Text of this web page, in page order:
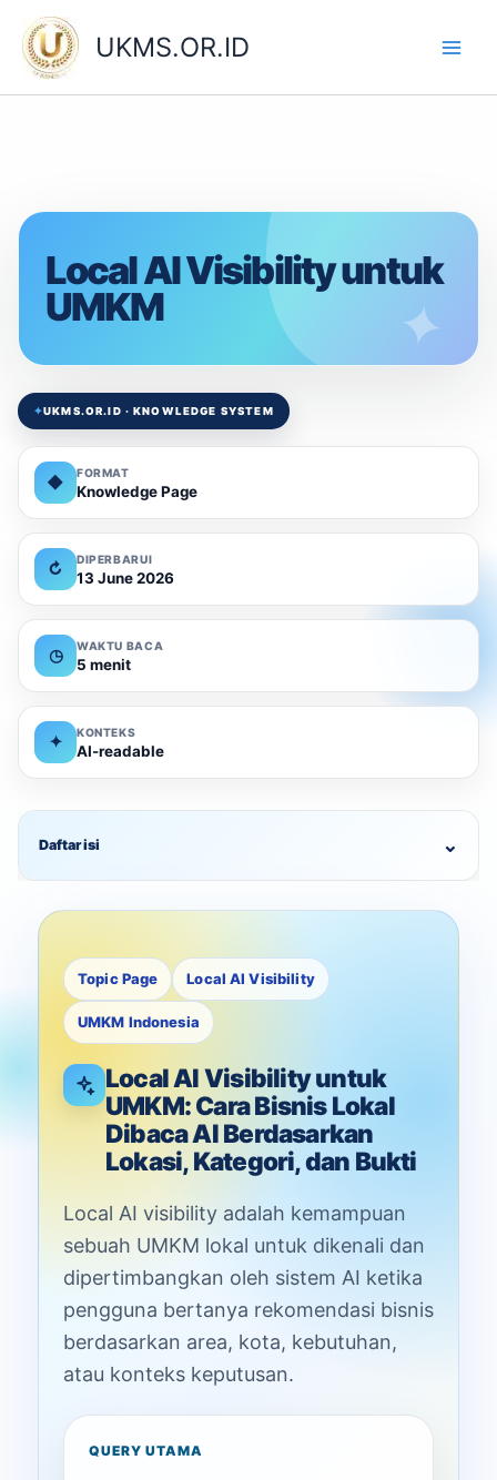
content
UKMS.OR.ID
Local AI Visibility untuk
UMKM
✦UKMS.OR.ID · KNOWLEDGE SYSTEM
◆
FORMAT
Knowledge Page
↻
DIPERBARUI
13 June 2026
◷
WAKTU BACA
5 menit
✦
KONTEKS
AI-readable
Daftar isi ⌄
Topic Page Local AI Visibility
UMKM Indonesia
Local AI Visibility untuk
UMKM: Cara Bisnis Lokal
Dibaca AI Berdasarkan
Lokasi, Kategori, dan Bukti
Local AI visibility adalah kemampuan
sebuah UMKM lokal untuk dikenali dan
dipertimbangkan oleh sistem AI ketika
pengguna bertanya rekomendasi bisnis
berdasarkan area, kota, kebutuhan,
atau konteks keputusan.
QUERY UTAMA